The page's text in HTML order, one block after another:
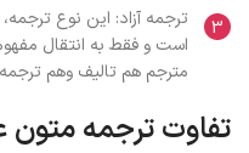
ترجمه آزاد: این نوع
است و فقط به انتقال
مترجم هم تالیف وهم
تفاوت ترجمه